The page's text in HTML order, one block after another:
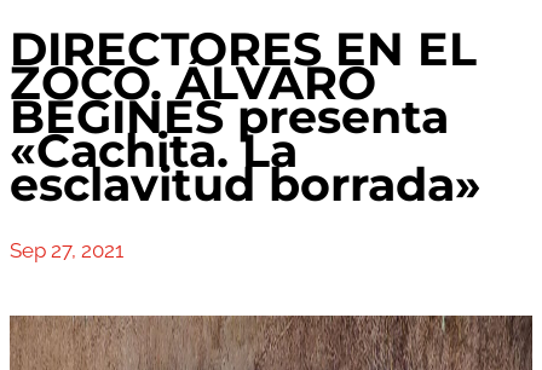
DIRECTORES EN EL
ZOCO. ÁLVARO
BEGINES presenta
«Cachita. La
esclavitud borrada»
Sep 27, 2021